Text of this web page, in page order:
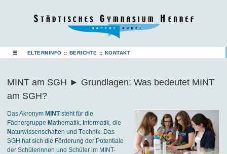
☰ ELTERNINFO :: BERICHTE :: KONTAKT
MINT am SGH ► Grundlagen: Was bedeutet MINT
am SGH?
Das Akronym MINTsteht für die
Fächergruppe Mathematik, Informatik, die
Naturwissenschaften und Technik. Das
SGH hat sich die Förderung der Potentiale
der Schülerinnen und Schüler im MINT-